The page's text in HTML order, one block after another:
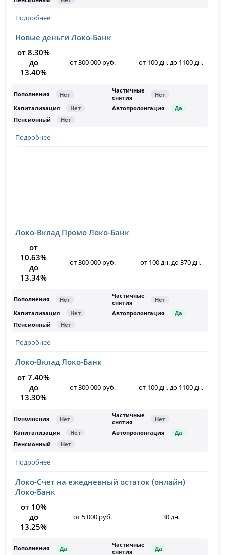
Подробнее
Новые деньги Локо-Банк
от 8.30%
до
13.40%
от 300 000 руб. от 100 дн. до 1100 дн.
Подробнее
Локо-Вклад Промо Локо-Банк
от
10.63%
до
13.34%
от 300 000 руб. от 100 дн. до 370 дн.
Подробнее
Локо-Вклад Локо-Банк
от 7.40%
до
13.30%
от 300 000 руб. от 100 дн. до 1100 дн.
Подробнее
Локо-Счет на ежедневный остаток (онлайн)
Локо-Банк
от 10%
до
13.25%
от 5 000 руб. 30 дн.